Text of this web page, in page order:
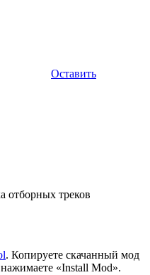
Оставить
отборных треков
. Копируете скачанный мод
«Install Mod».